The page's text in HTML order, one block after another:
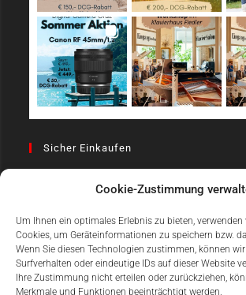
Cookie-Zustimmung
Um Ihnen ein optimales Erlebnis zu bieten,
Cookies, um Geräteinformationen zu speichern bzw.
Wenn Sie diesen Technologien zustimmen, können
Surfverhalten oder eindeutige IDs auf dieser Website
Ihre Zustimmung nicht erteilen oder zurückziehen,
Merkmale und Funktionen beeinträchtigt werden.
Sicher Einkaufen
Einfach Online Bezahlen